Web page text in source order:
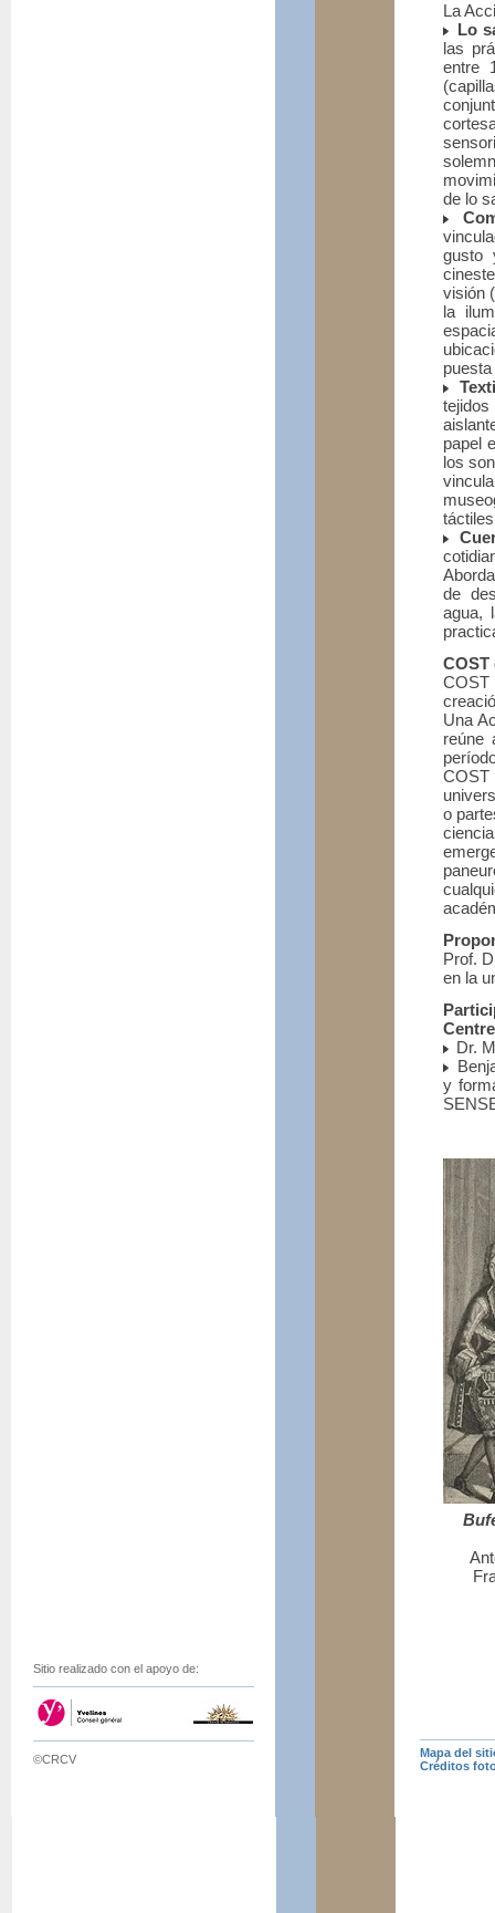
La
Lo
las
entre
de lo
gusto
visión
la
papel
los
de
agua,
COST
Una
reúne
o
Prof.
en la
Dr.
y
Sitio realizado con el apoyo de:
©CRCV
Mapa del
Créditos